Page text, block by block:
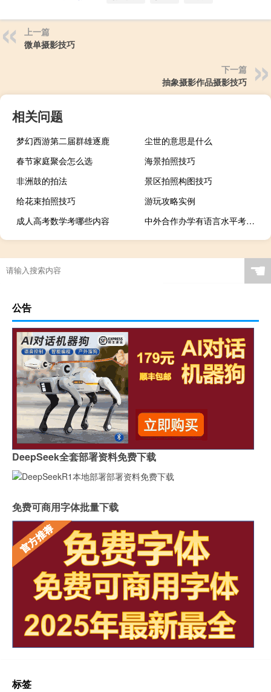
上一篇
微单摄影技巧
下一篇
抽象摄影作品摄影技巧
相关问题
梦幻西游第二届群雄逐鹿
尘世的意思是什么
春节家庭聚会怎么选
海景拍照技巧
非洲鼓的拍法
景区拍照构图技巧
给花束拍照技巧
游玩攻略实例
成人高考数学考哪些内容
中外合作办学有语言水平考试吗
☚
公告
DeepSeek全套部署资料免费下载
免费可商用字体批量下载
标签